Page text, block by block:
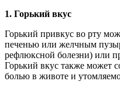
1. Горький вкус
Горький привкус во рту
печенью или желчным
рефлюксной болезни) или
Горький вкус также может
болью в животе и